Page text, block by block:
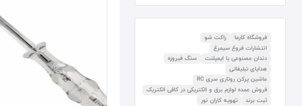
فروشگاه کارما
راکت شو
انتشارات فروغ سیمرغ
دندان مصنوعی یا ایمپلنت
سنگ فیروزه
هدایای تبلیغاتی
ماشین پرکن روتاری سری RC
فروش عمده لوازم برق و الکتریکی در کافی الکتریک
ثبت برند
تهویه کاران نور